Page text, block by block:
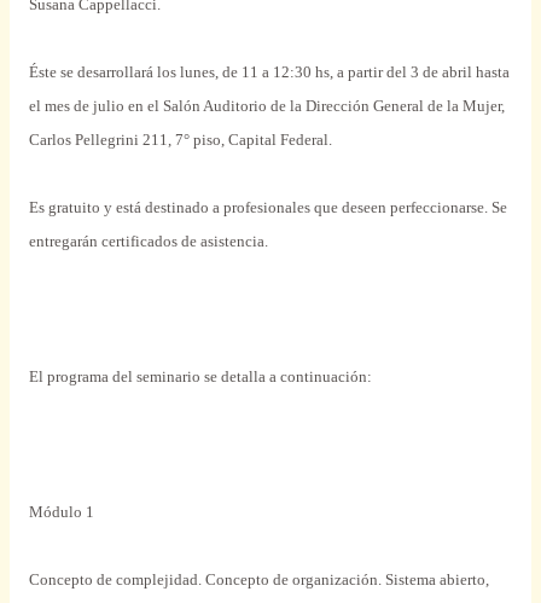
Susana Cappellacci.
Éste se desarrollará los lunes, de 11 a 12:30 hs, a partirdel 3 de abril hasta
el mesde julio en el Salón Auditorio de la Dirección General de la Mujer,
Carlos Pellegrini 211, 7° piso, Capital Federal.
Es gratuito y está destinado a profesionales quedeseen perfeccionarse. Se
entregarán certificadosde asistencia.
El programadel seminario se detalla a continuación:
Módulo 1
Concepto de complejidad. Concepto de organización. Sistemaabierto,